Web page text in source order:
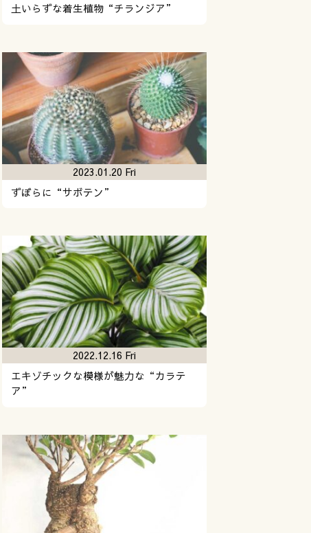
土いらずな着生植物“チランジア”
ずぼらに“サボテン”
2023.01.20 Fri
エキゾチックな模様が魅力な“カラテ
ア”
2022.12.16 Fri